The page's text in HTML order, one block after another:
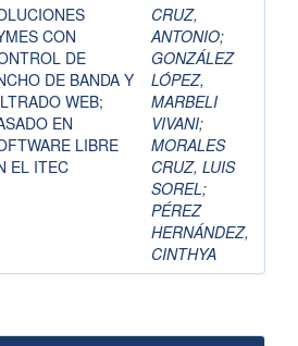
CON
DE
DE BANDA Y
WEB;
EN
LIBRE
EL ITEC
CRUZ,
ANTONIO;
GONZÁLEZ
LÓPEZ,
MARBELI
VIVANI;
MORALES
CRUZ, LUIS
SOREL;
PÉREZ
HERNÁNDEZ,
CINTHYA